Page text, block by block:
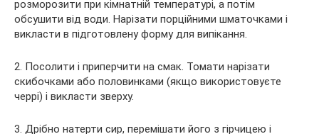
розморозити при кімнатній температурі, а потім
обсушити від води. Нарізати порційними шматочками і
викласти в підготовлену форму для випікання.
2. Посолити і приперчити на смак. Томати нарізати
скибочками або половинками (якщо використовуєте
черрі) і викласти зверху.
3. Дрібно натерти сир, перемішати його з гірчицею і